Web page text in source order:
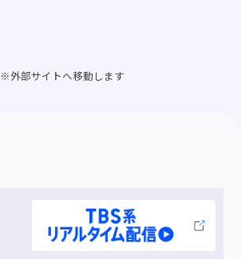
※外部サイトへ移動します